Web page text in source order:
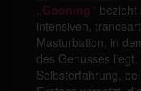
„Gooning“ bezieht
intensiven,
Masturbation, in
des Genusses
Selbsterfahrung,